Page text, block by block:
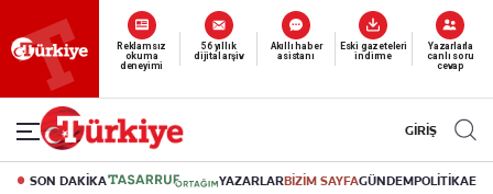
Yeni nesil dijital
abonelik 19 TL’den başlayan fiyatlarla.
GİRİŞ
SON DAKİKA YAZARLARBİZİM SAYFAGÜNDEMPOLİTİKA